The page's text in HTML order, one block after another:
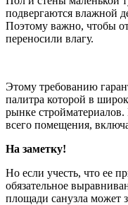
подвергаются влажной
Поэтому важно, чтобы
переносили влагу.
Этому требованию
палитра которой в
рынке
всего помещения,
На заметку!
Но если учесть, что ее
обязательное
площади санузла может